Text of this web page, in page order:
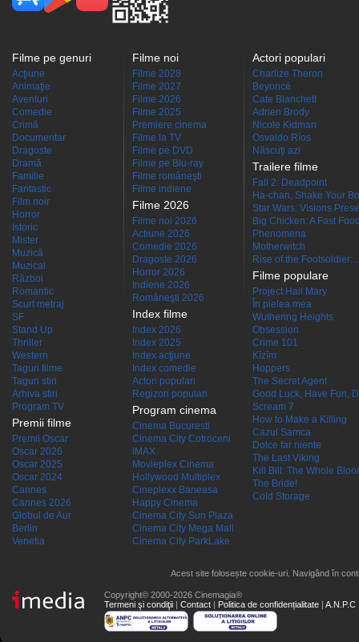
Filme pe genuri
Acţiune
Animaţie
Aventuri
Comedie
Crimă
Documentar
Dragoste
Dramă
Familie
Fantastic
Film noir
Horror
Istoric
Mister
Muzică
Muzical
Război
Romantic
Scurt metraj
SF
Stand Up
Thriller
Western
Taguri filme
Taguri stiri
Arhiva stiri
Program TV
Premii filme
Premii Oscar
Oscar 2026
Oscar 2025
Oscar 2024
Cannes
Cannes 2026
Globul de Aur
Berlin
Venetia
Filme noi
Filme 2028
Filme 2027
Filme 2026
Filme 2025
Premiere cinema
Filme la TV
Filme pe DVD
Filme pe Blu-ray
Filme româneşti
Filme indiene
Filme 2026
Filme noi 2026
Actiune 2026
Comedie 2026
Dragoste 2026
Horror 2026
Indiene 2026
Româneşti 2026
Index filme
Index 2026
Index 2025
Index acţiune
Index comedie
Actori populari
Regizori populari
Program cinema
Cinema Bucuresti
Cinema City Cotroceni
IMAX
Movieplex Cinema
Hollywood Multiplex
Cineplexx Baneasa
Happy Cinema
Cinema City Sun Plaza
Cinema City Mega Mall
Cinema City ParkLake
Actori populari
Charlize Theron
Beyoncé
Cate Blanchett
Adrien Brody
Nicole Kidman
Osvaldo Ríos
Născuţi azi
Trailere filme
Fall 2: Deadpoint
Ha-chan, Shake Your
Star Wars: Visions
Big Chicken: A Fast
Phenomena
Motherwitch
Rise of the Footsoldier:...
Filme populare
Project Hail Mary
În pielea mea
Wuthering Heights
Obsession
Crime 101
Kîzîm
Hoppers
The Secret Agent
Good Luck, Have Fun,
Scream 7
How to Make a Killing
Cazul Samca
Dolce far niente
The Last Viking
Kill Bill: The Whole
The Bride!
Cold Storage
Acest site folosește cookie-uri. Navigând în
Copyright© 2000-2026 Cinemagia®
Termeni şi condiţii | Contact | Politica de confidențialitate | A.N.P.C